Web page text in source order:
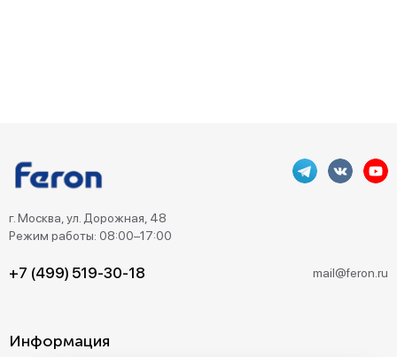
г. Москва, ул. Дорожная, 48
Режим работы: 08:00–17:00
+7 (499) 519-30-18 mail@feron.ru
Информация